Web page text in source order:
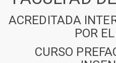
ACREDITADA
POR
CURSO